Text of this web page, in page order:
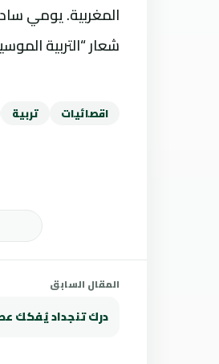
المغربية. يومي
شعار “التربية
اقصائيات تربية
المقال السابق
درك تنجداد يُفكك